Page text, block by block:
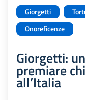
Giorgetti
Onoreficenze
Giorgetti:
premiare
all’Italia